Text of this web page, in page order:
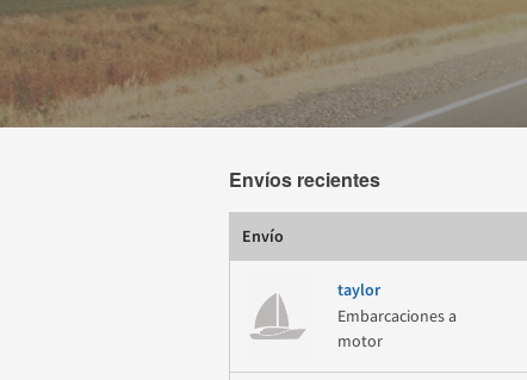
Envíos recientes
Envío
taylor
Embarcaciones a
motor